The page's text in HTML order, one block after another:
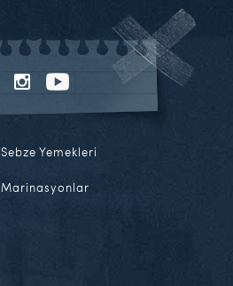
Sebze Yemekleri
Marinasyonlar